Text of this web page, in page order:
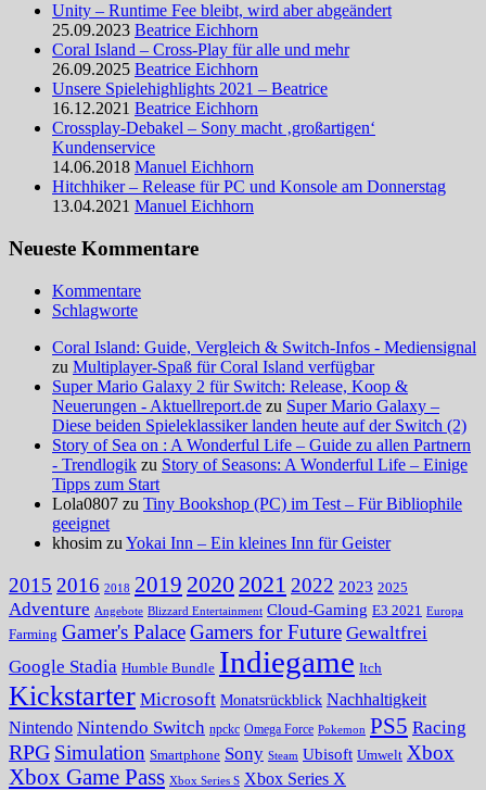
Unity – Runtime Fee bleibt, wird aber abgeändert
25.09.2023 Beatrice Eichhorn
Coral Island – Cross-Play für alle und mehr
26.09.2025 Beatrice Eichhorn
Unsere Spielehighlights 2021 – Beatrice
16.12.2021 Beatrice Eichhorn
Crossplay-Debakel – Sony macht ‚großartigen‘
Kundenservice
14.06.2018 Manuel Eichhorn
Hitchhiker – Release für PC und Konsole am Donnerstag
13.04.2021 Manuel Eichhorn
Neueste Kommentare
Kommentare
Schlagworte
Coral Island: Guide, Vergleich & Switch-Infos - Mediensignal
zu Multiplayer-Spaß für Coral Island verfügbar
Super Mario Galaxy 2 für Switch: Release, Koop &
Neuerungen - Aktuellreport.de zu Super Mario Galaxy –
Diese beiden Spieleklassiker landen heute auf der Switch (2)
Story of Sea on : A Wonderful Life – Guide zu allen Partnern
- Trendlogik zu Story of Seasons: A Wonderful Life – Einige
Tipps zum Start
Lola0807 zu Tiny Bookshop (PC) im Test – Für Bibliophile
geeignet
khosim zu Yokai Inn – Ein kleines Inn für Geister
2015 2016 2018 2019 2020 2021 2022 2023 2025
Adventure Angebote Blizzard Entertainment Cloud-Gaming E3 2021 Europa
Farming Gamer's PalaceGamers for Future Gewaltfrei
Google Stadia Humble Bundle Indiegame Itch
Kickstarter Microsoft Monatsrückblick Nachhaltigkeit
Nintendo Nintendo Switch npckc Omega Force Pokemon PS5 Racing
RPG Simulation Smartphone Sony Steam Ubisoft Umwelt Xbox
Xbox Game Pass Xbox Series S Xbox Series X